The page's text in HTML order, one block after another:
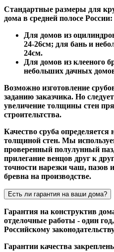
Стандартные размеры для
дома в средней полосе России:
Для домов из
24-26см; для бань и
24см.
Для домов из клееного
небольших дачных
Возможно изготовление
заданию заказчика. Но
увеличение толщины стен
строительтства.
Качество сруба определяется
толщиной стен. Мы
проверенный полулунный
прилегание венцов друг к
точности нарезки чаш, пазов
бревна на производстве.
Есть ли гарантия на ваши дома?
Гарантия на конструктив
отделочные работы - один год,
Российскому
Гарантии качества